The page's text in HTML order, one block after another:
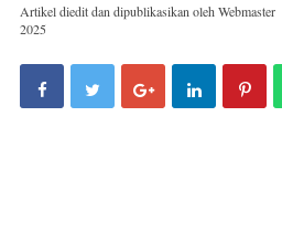
Artikel diedit dan dipublikasikan oleh Webmaster
2025